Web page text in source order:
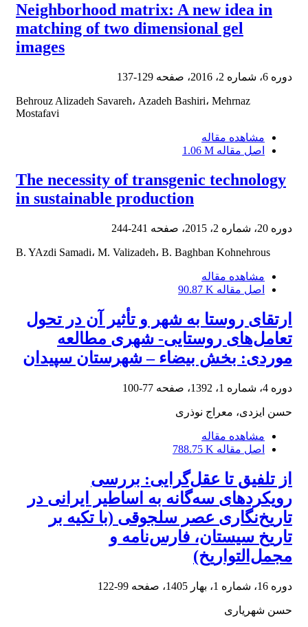
Neighborhood matrix: A new idea in
matching of two dimensional gel
images
دوره 6، شماره 2، 2016، صفحه 129-137
Behrouz Alizadeh Savareh، Azadeh Bashiri، Mehrnaz
Mostafavi
مشاهده مقاله
اصل مقاله 1.06 M
The necessity of transgenic technology
in sustainable production
دوره 20، شماره 2، 2015، صفحه 241-244
B. YAzdi Samadi، M. Valizadeh، ‌B. Baghban Kohnehrous
مشاهده مقاله
اصل مقاله 90.87 K
ارتقای روستا به شهر و تأثیر آن در تحول
تعامل‌های روستایی- شهری مطالعه
موردی: بخش بیضاء – شهرستان سپیدان
دوره 4، شماره 1، 1392، صفحه 77-100
حسن ایزدی، معراج نوذری
مشاهده مقاله
اصل مقاله 788.75 K
از تلفیق تا عقل‌گرایی: بررسی
رویکردهای سه‌گانه به اساطیر ایرانی در
تاریخ‌نگاری عصر سلجوقی (با تکیه بر
تاریخ سیستان، فارس‌نامه و
مجمل‌التواریخ)
دوره 16، شماره 1، بهار 1405، صفحه 99-122
حسن شهریاری